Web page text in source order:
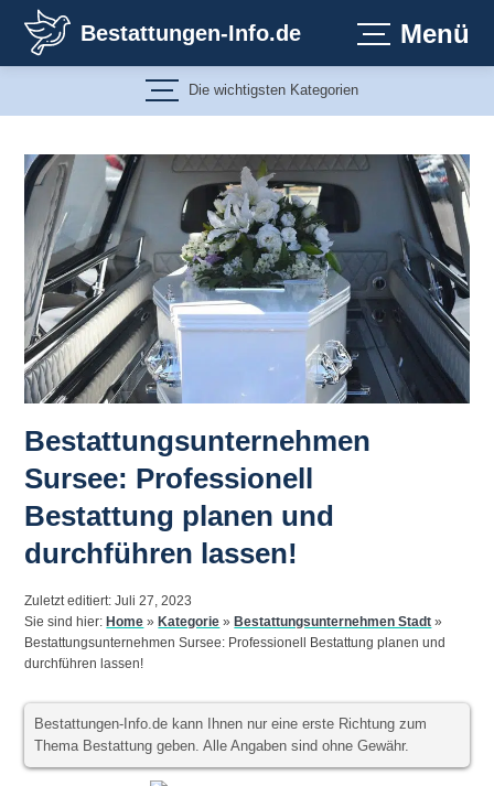
Inhalt
springen
Bestattungen-Info.de Menü
Die wichtigsten Kategorien
Bestattungsunternehmen
Sursee: Professionell
Bestattung planen und
durchführen lassen!
Zuletzt editiert: Juli 27, 2023
Sie sind hier: Home » Kategorie » Bestattungsunternehmen Stadt »
Bestattungsunternehmen Sursee: Professionell Bestattung planen und
durchführen lassen!
Bestattungen-Info.de kann Ihnen nur eine erste Richtung zum
Thema Bestattung geben. Alle Angaben sind ohne Gewähr.